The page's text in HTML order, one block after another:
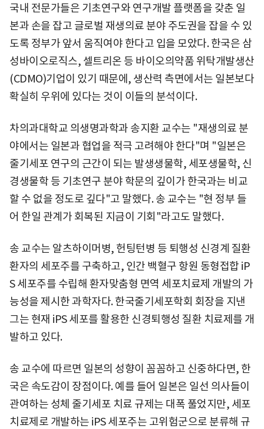
국내 전문가들은 기초연구와 연구개발 플랫폼을 갖춘 일
본과 손을 잡고 글로벌 재생의료 분야 주도권을 잡을 수 있
도록 정부가 앞서 움직여야 한다고 입을 모았다. 한국은 삼
성바이오로직스, 셀트리온 등 바이오의약품 위탁개발생산
(CDMO)기업이 있기 때문에, 생산력 측면에서는 일본보다
확실히 우위에 있다는 것이 이들의 분석이다.
차의과대학교 의생명과학과 송지환 교수는 "재생의료 분
야에서는 일본과 협업을 적극 고려해야 한다"며 "일본은
줄기세포 연구의 근간이 되는 발생생물학, 세포생물학, 신
경생물학 등 기초연구 분야 학문의 깊이가 한국과는 비교
할 수 없을 정도로 깊다"고 말했다. 송 교수는 "현 정부 들
어 한일 관계가 회복된 지금이 기회"라고도 말했다.
송 교수는 알츠하이머병, 헌팅턴병 등 퇴행성 신경계 질환
환자의 세포주를 구축하고, 인간 백혈구 항원 동형접합 iP
S 세포주를 수립해 환자맞춤형 면역 세포치료제 개발의 가
능성을 제시한 과학자다. 한국줄기세포학회 회장을 지낸
그는 현재 iPS 세포를 활용한 신경퇴행성 질환 치료제를 개
발하고 있다.
송 교수에 따르면 일본의 성향이 꼼꼼하고 신중하다면, 한
국은 속도감이 장점이다. 예를 들어 일본은 일선 의사들이
관여하는 성체 줄기세포 치료 규제는 대폭 풀었지만, 세포
치료제로 개발하는 iPS 세포주는 고위험군으로 분류해 규